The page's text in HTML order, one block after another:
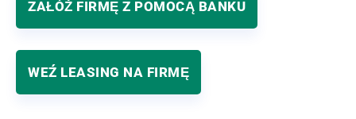
ZAŁÓŻ FIRMĘ Z POMOCĄ BANKU
WEŹ LEASING NA FIRMĘ